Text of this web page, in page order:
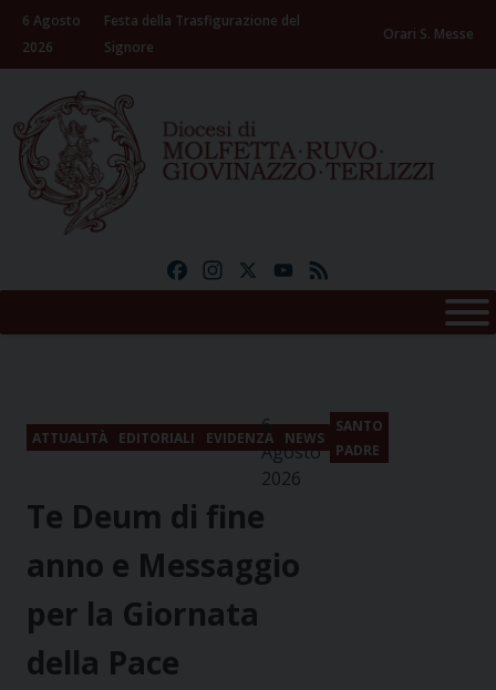
Skip
content
6 Agosto
2026
Festa della Trasfigurazione del
Signore
Orari S. Messe
FacebookInstagramYouTube
ATTUALITÀ EDITORIALI EVIDENZA NEWS
SANTO
PADRE
6
Agosto
2026
Te Deum di fine
anno e Messaggio
per la Giornata
della Pace